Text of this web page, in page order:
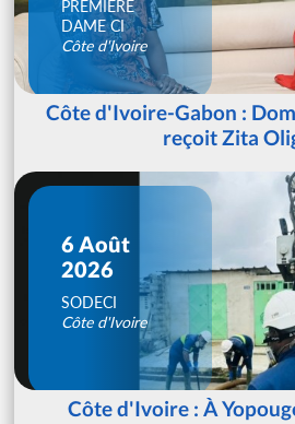
PREMIERE
DAME CI
Côte d'Ivoire
Côte d'Ivoire-Gabon :
reçoit Zita
6 Août
2026
SODECI
Côte d'Ivoire
Côte d'Ivoire : À